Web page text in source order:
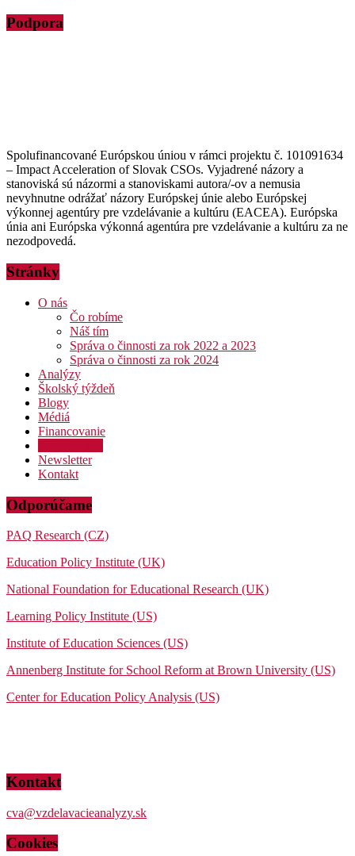
Podpora
Spolufinancované Európskou úniou v rámci projektu č. 101091634
– Impact Acceleration of Slovak CSOs. Vyjadrené názory a
stanoviská sú názormi a stanoviskami autora/-ov a nemusia
nevyhnutne odrážať názory Európskej únie alebo Európskej
výkonnej agentúry pre vzdelávanie a kultúru (EACEA). Európska
únia ani Európska výkonná agentúra pre vzdelávanie a kultúru za ne
nezodpovedá.
Stránky
O nás
Čo robíme
Náš tím
Správa o činnosti za rok 2022 a 2023
Správa o činnosti za rok 2024
Analýzy
Školský týždeň
Blogy
Médiá
Financovanie
Newsletter
Kontakt
Odporúčame
PAQ Research (CZ)
Education Policy Institute (UK)
National Foundation for Educational Research (UK)
Learning Policy Institute (US)
Institute of Education Sciences (US)
Annenberg Institute for School Reform at Brown University (US)
Center for Education Policy Analysis (US)
Kontakt
cva@vzdelavacieanalyzy.sk
Cookies